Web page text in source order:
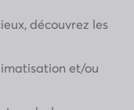
découvrez les
et/ou